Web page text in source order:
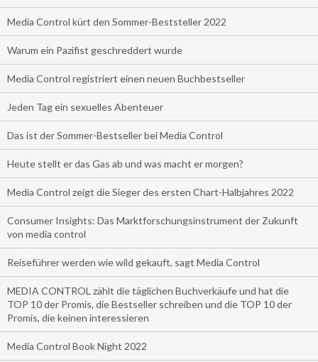
Media Control kürt den Sommer-Beststeller 2022
Warum ein Pazifist geschreddert wurde
Media Control registriert einen neuen Buchbestseller
Jeden Tag ein sexuelles Abenteuer
Das ist der Sommer-Bestseller bei Media Control
Heute stellt er das Gas ab und was macht er morgen?
Media Control zeigt die Sieger des ersten Chart-Halbjahres 2022
Consumer Insights: Das Marktforschungsinstrument der Zukunft
von media control
Reiseführer werden wie wild gekauft, sagt Media Control
MEDIA CONTROL zählt die täglichen Buchverkäufe und hat die
TOP 10 der Promis, die Bestseller schreiben und die TOP 10 der
Promis, die keinen interessieren
Media Control Book Night 2022